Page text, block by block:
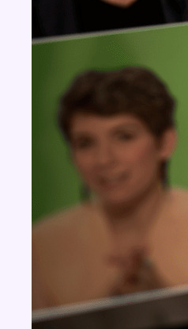
Aucun concours pour le moment